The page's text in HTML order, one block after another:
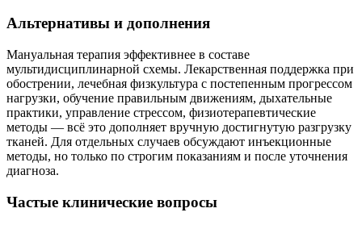
Альтернативы и дополнения
Мануальная терапия эффективнее в составе
мультидисциплинарной схемы. Лекарственная поддержка при
обострении, лечебная физкультура с постепенным прогрессом
нагрузки, обучение правильным движениям, дыхательные
практики, управление стрессом, физиотерапевтические
методы — всё это дополняет вручную достигнутую разгрузку
тканей. Для отдельных случаев обсуждают инъекционные
методы, но только по строгим показаниям и после уточнения
диагноза.
Частые клинические вопросы